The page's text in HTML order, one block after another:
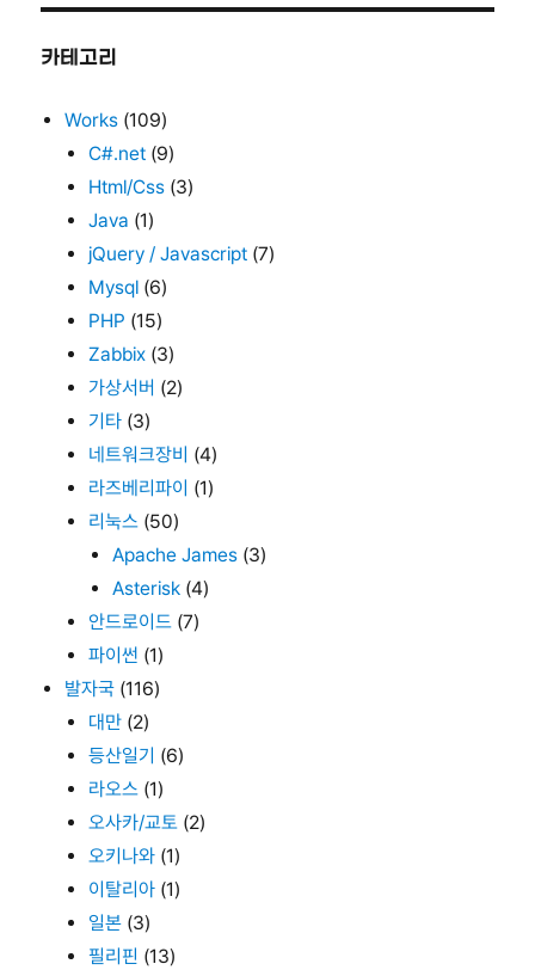
카테고리
Works (109)
C#.net (9)
Html/Css (3)
Java (1)
jQuery / Javascript (7)
Mysql (6)
PHP (15)
Zabbix (3)
가상서버 (2)
기타 (3)
네트워크장비 (4)
라즈베리파이 (1)
리눅스 (50)
Apache James (3)
Asterisk (4)
안드로이드 (7)
파이썬 (1)
발자국 (116)
대만 (2)
등산일기 (6)
라오스 (1)
오사카/교토 (2)
오키나와 (1)
이탈리아 (1)
일본 (3)
필리핀 (13)